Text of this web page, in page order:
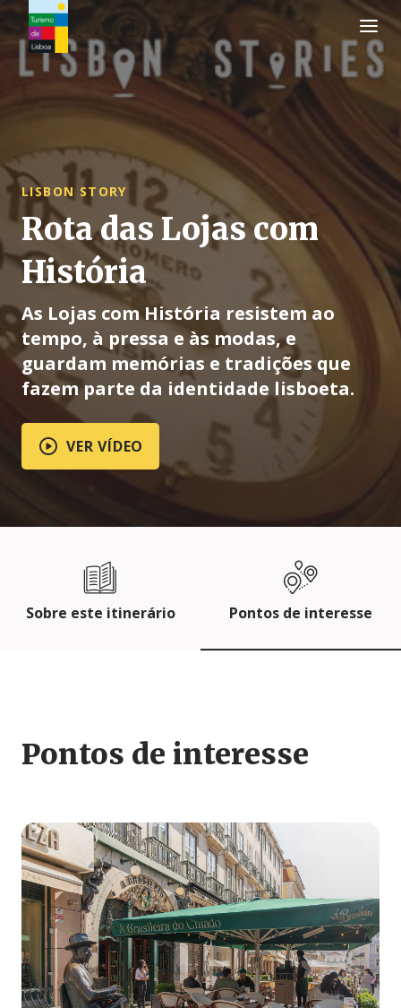
Logo do Turismo de Lisboa
LISBON STORY
Rota das Lojas com
História
As Lojas com História resistem ao
tempo, à pressa e às modas, e
guardam memórias e tradições que
fazem parte da identidade lisboeta.
VER VÍDEO
Sobre este itinerário Pontos de interesse
Pontos de interesse